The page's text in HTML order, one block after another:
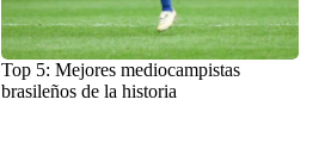
Top 5: Mejores mediocampistas
brasileños de la historia